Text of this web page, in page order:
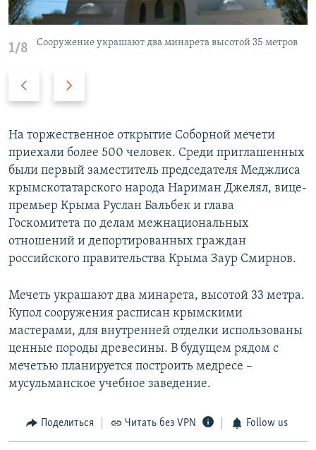
1/8 Сооружение украшают два минарета высотой 35 метров
д
ы
д
у
щ
и
й
с
а
й
д
д
у
ю
щ
и
й
с
л
й
д
На торжественное открытие Соборной мечети
приехали более 500 человек. Среди приглашенных
были первый заместитель председателя Меджлиса
крымскотатарского народа Нариман Джелял, вице-
премьер Крыма Руслан Бальбек и глава
Госкомитета по делам межнациональных
отношений и депортированных граждан
российского правительства Крыма Заур Смирнов.
Мечеть украшают два минарета, высотой 33 метра.
Купол сооружения расписан крымскими
мастерами, для внутренней отделки использованы
ценные породы древесины. В будущем рядом с
мечетью планируется построить медресе –
мусульманское учебное заведение.
Поделиться Читать без VPN Follow us